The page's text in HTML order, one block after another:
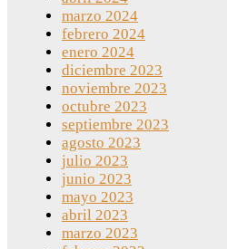
marzo 2024
febrero 2024
enero 2024
diciembre 2023
noviembre 2023
octubre 2023
septiembre 2023
agosto 2023
julio 2023
junio 2023
mayo 2023
abril 2023
marzo 2023